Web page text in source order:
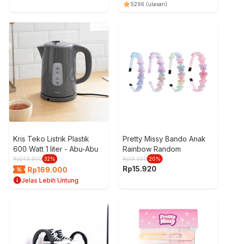
5296 (ulasan)
Kris Teko Listrik Plastik
600 Watt 1 liter - Abu-Abu
Rp249.900 32%
Rp169.000
Jelas Lebih Untung
Pretty Missy Bando Anak
Rainbow Random
Rp19.900 20%
Rp15.920